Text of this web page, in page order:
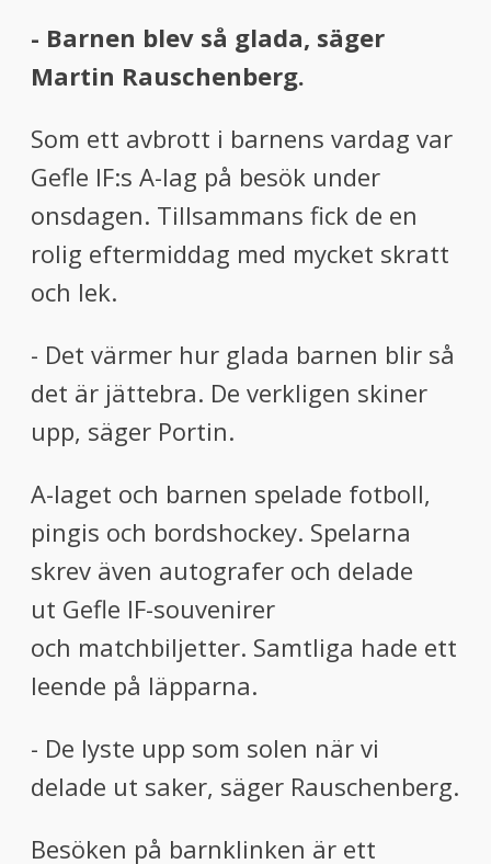
- Barnen blev så glada, säger
Martin Rauschenberg.
Som ett avbrott i barnens vardag var
Gefle IF:s A-lag på besök under
onsdagen. Tillsammans fick de en
rolig eftermiddag med mycket skratt
och lek.
- Det värmer hur glada barnen blir så
det är jättebra. De verkligen skiner
upp, säger Portin.
A-laget och barnen spelade fotboll,
pingis och bordshockey. Spelarna
skrev även autografer och delade
ut Gefle IF-souvenirer
och matchbiljetter. Samtliga hade ett
leende på läpparna.
- De lyste upp som solen när vi
delade ut saker, säger Rauschenberg.
Besöken på barnklinken är ett